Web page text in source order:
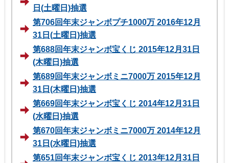
日(土曜日)抽選
第706回年末ジャンボプチ1000万 2016年12月
31日(土曜日)抽選
第688回年末ジャンボ宝くじ 2015年12月31日
(木曜日)抽選
第689回年末ジャンボミニ7000万 2015年12月
31日(木曜日)抽選
第669回年末ジャンボ宝くじ 2014年12月31日
(水曜日)抽選
第670回年末ジャンボミニ7000万 2014年12月
31日(水曜日)抽選
第651回年末ジャンボ宝くじ 2013年12月31日